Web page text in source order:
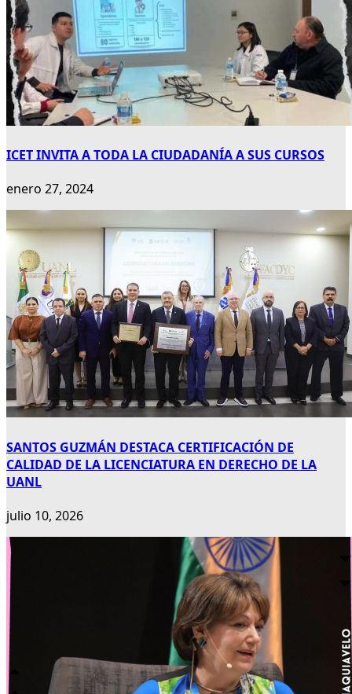
ICET INVITA A TODA LA CIUDADANÍA A SUS CURSOS
enero 27, 2024
SANTOS GUZMÁN DESTACA CERTIFICACIÓN DE
CALIDAD DE LA LICENCIATURA EN DERECHO DE LA
UANL
julio 10, 2026